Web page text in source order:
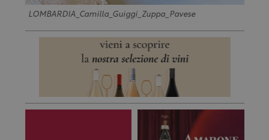
LOMBARDIA_Camilla_Guiggi_Zuppa_Pavese